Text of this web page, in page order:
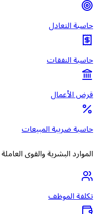
حاسبة التعادل
حاسبة النفقات
قرض الأعمال
حاسبة ضريبة المبيعات
الموارد البشرية والقوى العاملة
تكلفة الموظف